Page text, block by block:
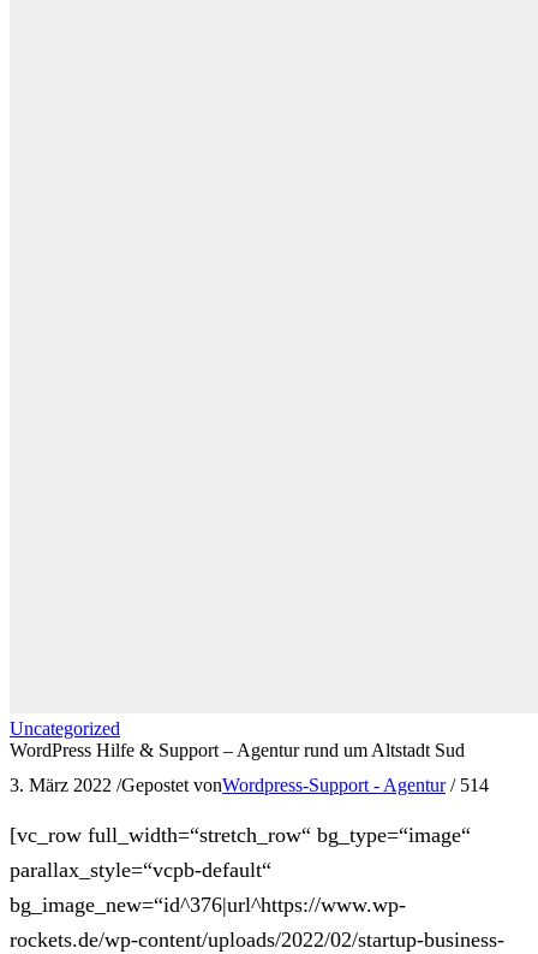
Uncategorized
WordPress Hilfe & Support – Agentur rund um Altstadt Sud
3. März 2022 /Gepostet vonWordpress-Support - Agentur / 514
[vc_row full_width=“stretch_row“ bg_type=“image“
parallax_style=“vcpb-default“
bg_image_new=“id^376|url^https://www.wp-
rockets.de/wp-content/uploads/2022/02/startup-business-